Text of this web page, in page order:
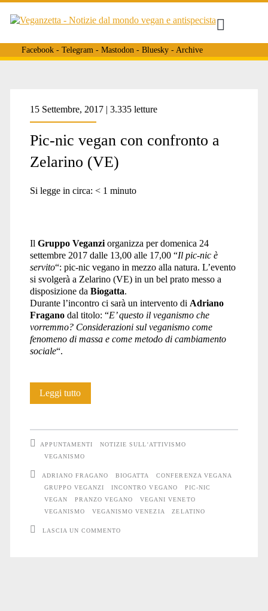
Facebook- Telegram- Mastodon- Bluesky- Archive
Tag:
<span>pranzo
vegano</span>
15 Settembre, 2017 | 3.335 letture
Pic-nic vegan con confronto a
Zelarino (VE)
Si legge in circa: < 1 minuto
Il Gruppo Veganziorganizza per domenica 24
settembre 2017 dalle 13,00 alle 17,00 “Il pic-nic è
servito“: pic-nic vegano in mezzo alla natura. L’evento
si svolgerà a Zelarino (VE) in un bel prato messo a
disposizione da Biogatta.
Durante l’incontro ci sarà un intervento di Adriano
Fraganodal titolo: “E’ questo il veganismo che
vorremmo? Considerazioni sul veganismo come
fenomeno di massa e come metodo di cambiamento
sociale“.
Leggi tuttoPic-
con
confronto
a
APPUNTAMENTI
NOTIZIE SULL'ATTIVISMO
VEGANISMO
ADRIANO FRAGANO BIOGATTA
CONFERENZA VEGANA
GRUPPO VEGANZI
INCONTRO VEGANO
PIC-NIC
VEGAN
PRANZO VEGANO
VEGANI VENETO
VEGANISMO
VEGANISMO VENEZIA ZELATINO
LASCIA UN COMMENTO